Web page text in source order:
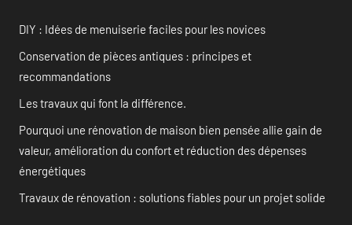
DIY : Idées de menuiserie faciles pour les novices
Conservation de pièces antiques : principes et
recommandations
Les travaux qui font la différence.
Pourquoi une rénovation de maison bien pensée allie gain de
valeur, amélioration du confort et réduction des dépenses
énergétiques
Travaux de rénovation : solutions fiables pour un projet solide